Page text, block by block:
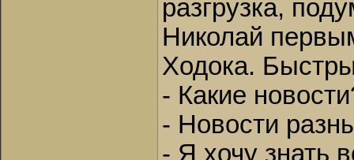
разгрузка,
Николай
Ходока.
- Какие
- Новости
- Я хочу знать